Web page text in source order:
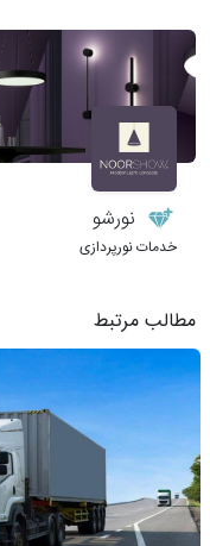
نورشو
خدمات نورپردازی
مطالب مرتبط